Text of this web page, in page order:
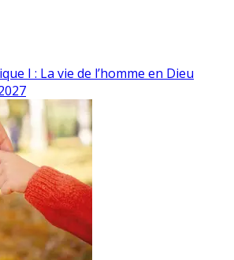
I : La vie de l’homme en Dieu